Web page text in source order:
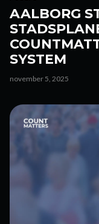
AALBORG
SYSTEM
november 5, 2025